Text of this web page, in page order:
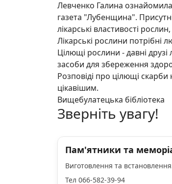
Левченко Галина ознайомила
газета "Лубенщина".
лікарські властивості
Лікарські рослини потрібні
Цілющі рослини - давні
засоби для збереження
Розповіді про цілющі
цікавішим.
Вищебулатецька бібліотека
Зверніть увагу!
Пам'ятники та
Виготовлення та
Тел 066-582-39-94